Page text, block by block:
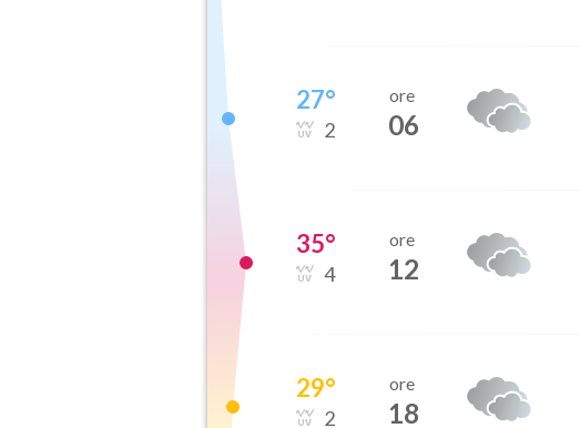
27°
2
ore
06
35°
4
ore
12
29°
2
ore
18